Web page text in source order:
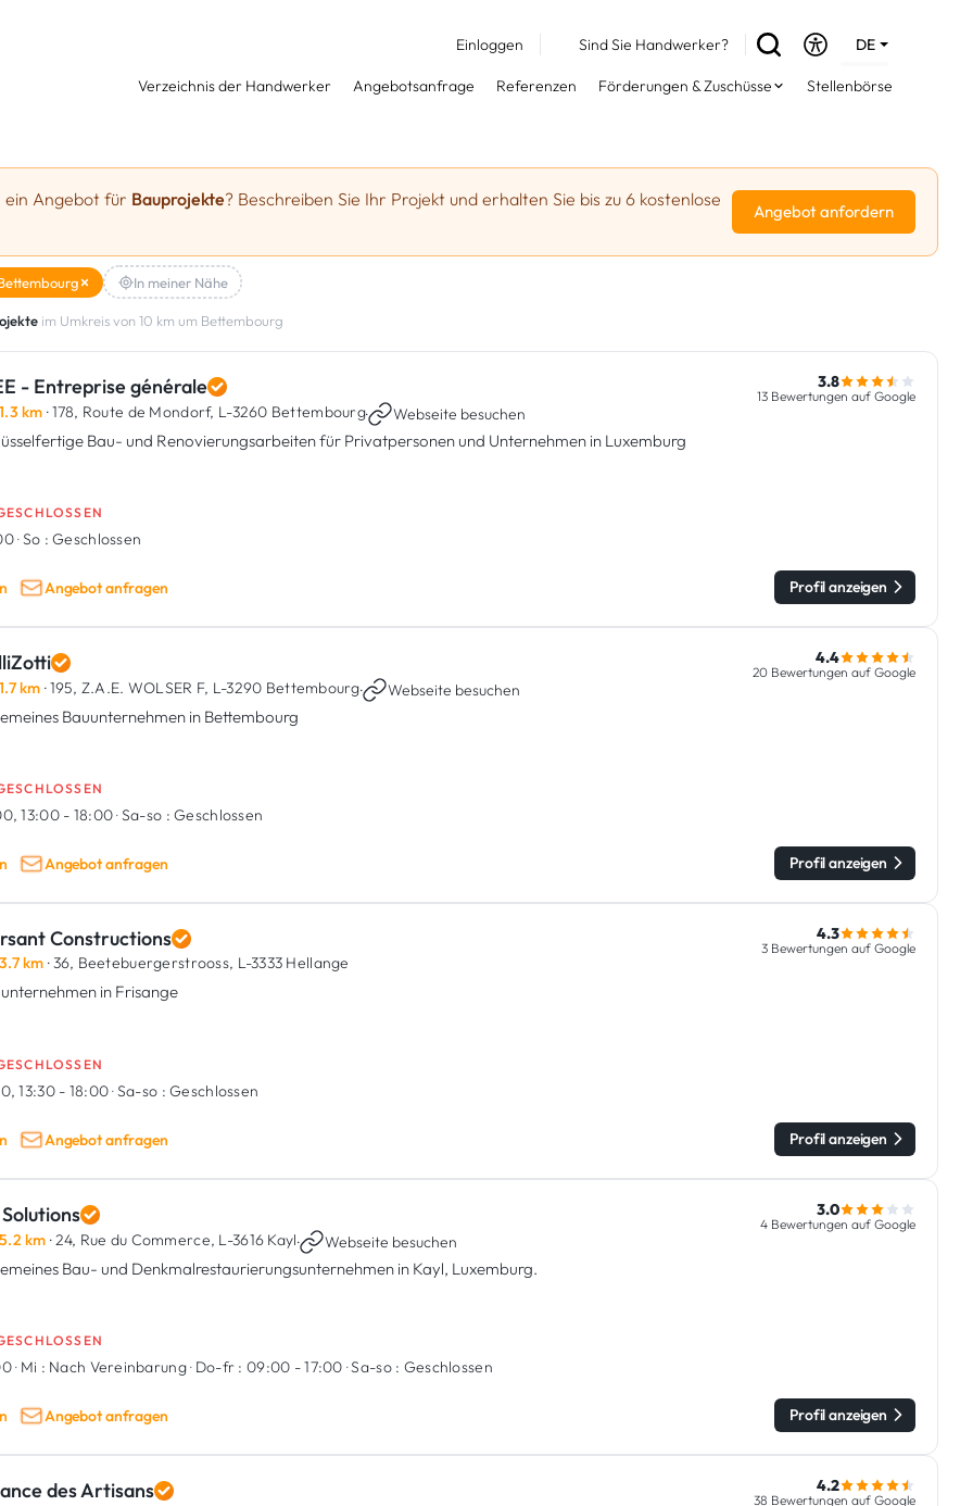
Einloggen Sind Sie Handwerker?
DE
EN
Verzeichnis der Handwerker Angebotsanfrage Referenzen Förderungen & Zuschüsse Stellenbörse
ein Angebot für Bauprojekte? Beschreiben Sie Ihr Projekt und erhalten Sie bis zu 6 kostenlose
Angebot anfordern
In meiner Nähe
im Umkreis von 10 km um Bettembourg
- Entreprise générale
1.3 km · 178, Route de Mondorf, L-3260 Bettembourg· Webseite besuchen
Bau- und Renovierungsarbeiten für Privatpersonen und Unternehmen in Luxemburg
3.8
13 Bewertungen auf Google
·So : Geschlossen
Angebot anfragen Profil anzeigen
1.7 km · 195, Z.A.E. WOLSER F, L-3290 Bettembourg· Webseite besuchen
Bauunternehmen in Bettembourg
4.4
20 Bewertungen auf Google
13:00 - 18:00·Sa-so : Geschlossen
Angebot anfragen Profil anzeigen
Constructions
3.7 km · 36, Beetebuergerstrooss, L-3333 Hellange
in Frisange
4.3
3 Bewertungen auf Google
13:30 - 18:00·Sa-so : Geschlossen
Angebot anfragen Profil anzeigen
Solutions
5.2 km · 24, Rue du Commerce, L-3616 Kayl· Webseite besuchen
Bau- und Denkmalrestaurierungsunternehmen in Kayl, Luxemburg.
3.0
4 Bewertungen auf Google
· Mi : Nach Vereinbarung· Do-fr : 09:00 - 17:00 ·Sa-so : Geschlossen
Angebot anfragen Profil anzeigen
des Artisans 4.2
38 Bewertungen auf Google